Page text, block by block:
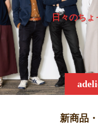
日々のちょ
新商品